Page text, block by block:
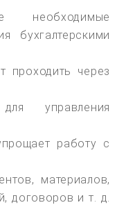
необходимые
бухгалтерскими
проходить через
управления
работу с
материалов,
договоров и т. д.